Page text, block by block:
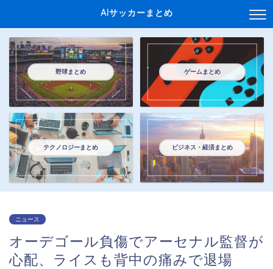
AIサッカーまとめ
野球まとめ ゲームまとめ
テクノロジーまとめ ビジネス・経済まとめ
ニュース
オーデゴール負傷でアーセナル監督が
心配、ライスも背中の痛みで退場